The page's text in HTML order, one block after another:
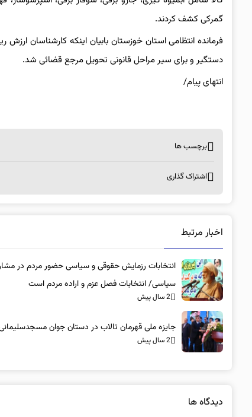
گمرکی کشف کردند.
فرمانده انتظامی استان خوزستان بابیان اینکه کارشناسان ارزش ریالی کالای کشف شده را ۱۰ میلیارد ریال
دستگیر و برای سیر مراحل قانونی تحویل مرجع قضائی شد.
انتهای پیام/
برچسب ها
اشتراک گذاری
اخبار مرتبط
انتخابات رزمایش حقوقی و سیاسی حضور مردم در
سیاسی/ انتخابات فصل عزم و اراده مردم است
2 سال پیش
جایزه ملی قهرمان تالاب در دستان جوان
2 سال پیش
دیدگاه ها